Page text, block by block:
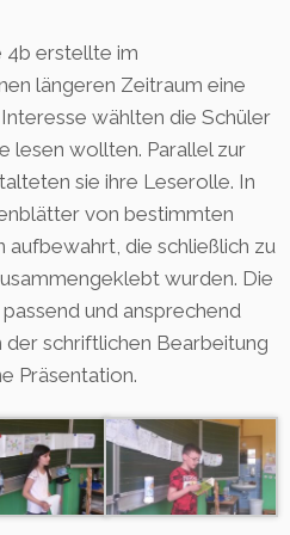
4b erstellte im
längeren Zeitraum eine
wählten die Schüler
lesen wollten. Parallel zur
sie ihre Leserolle. In
von bestimmten
aufbewahrt, die schließlich zu
wurden. Die
und ansprechend
schriftlichen Bearbeitung
Präsentation.